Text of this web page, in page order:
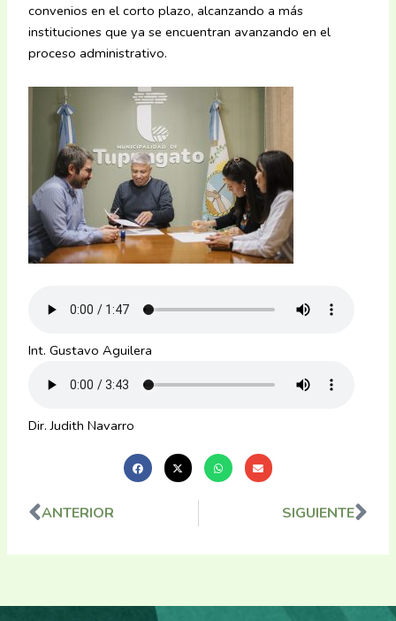
convenios en el corto plazo, alcanzando a más
instituciones que ya se encuentran avanzando en el
proceso administrativo.
Int. Gustavo Aguilera
Dir. Judith Navarro
Ant
ANTERIOR SIGUIENTE